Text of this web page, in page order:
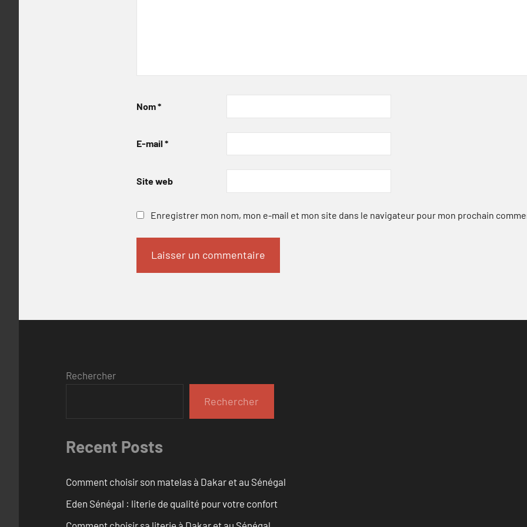
Nom*
E-mail *
Site web
Enregistrer mon nom, mon e-mail et mon site dans le navigateur pour mon prochain
Rechercher
Rechercher
Recent Posts
Comment choisir son matelas à Dakar et au Sénégal
Eden Sénégal : literie de qualité pour votre confort